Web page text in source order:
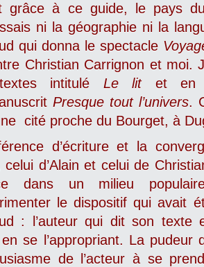
grâce à ce guide, le pays
ni la géographie ni la
qui donna le spectacle
Christian Carrignon et moi.
intitulé Le litet en
Presque tout l’univers.
cité proche du Bourget, à
d’écriture et la
celui d’Alain et celui de
dans un milieu
le dispositif qui avait
: l’auteur qui dit son texte
en se l’appropriant. La
de l’acteur à se